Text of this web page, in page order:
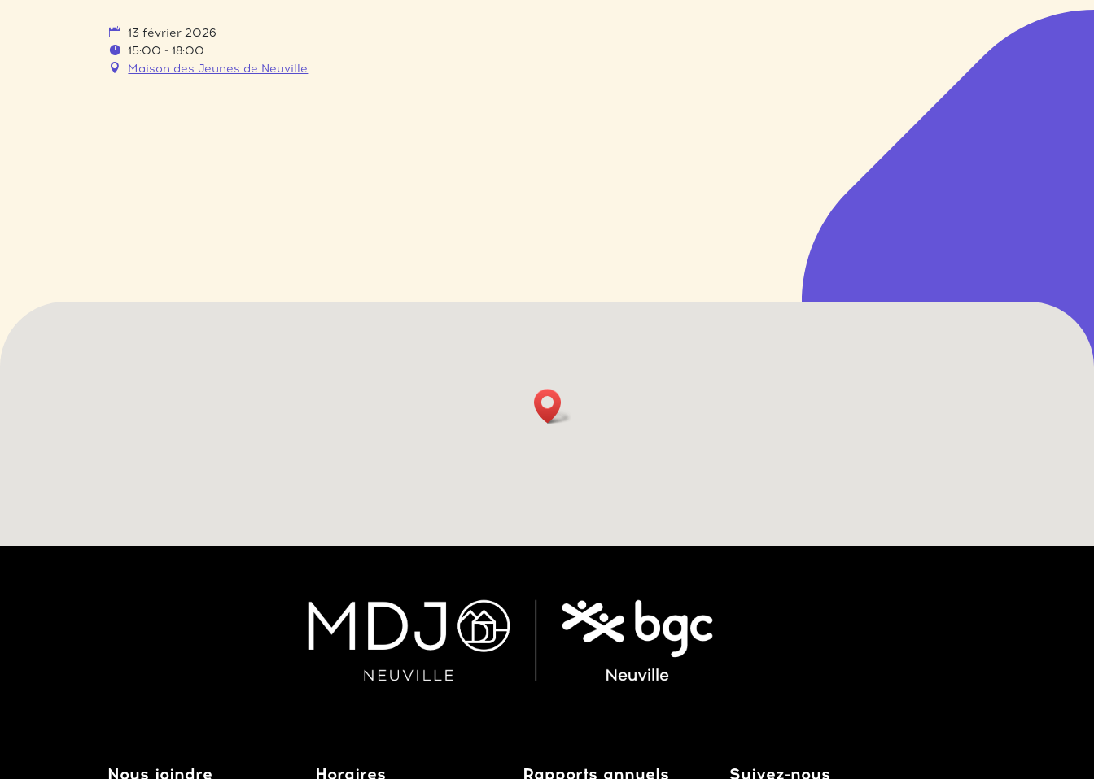
13 février 2026
15:00 - 18:00
Maison des Jeunes de Neuville
Nous joindre Horaires Rapports annuels Suivez-nous